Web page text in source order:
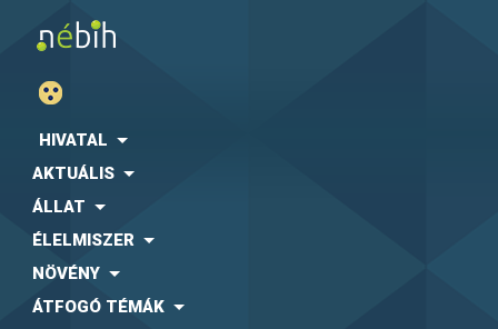
HIVATAL
AKTUÁLIS
ÁLLAT
ÉLELMISZER
NÖVÉNY
ÁTFOGÓ TÉMÁK